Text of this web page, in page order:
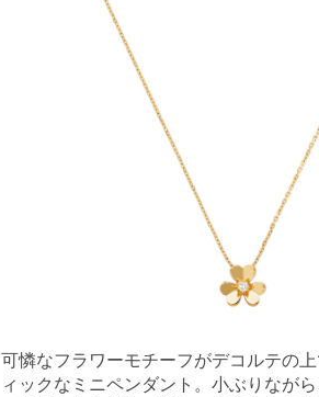
可憐なフラワーモチーフがデコルテの
ィックなミニペンダント。小ぶりなが